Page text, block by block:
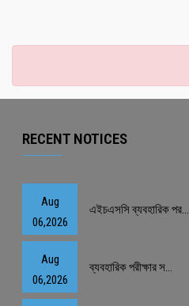
RECENT NOTICES
Aug
06,2026
এইচএসসি ব্যবহারিক পর...
Aug
06,2026
ব্যবহারিক পরীক্ষার স...